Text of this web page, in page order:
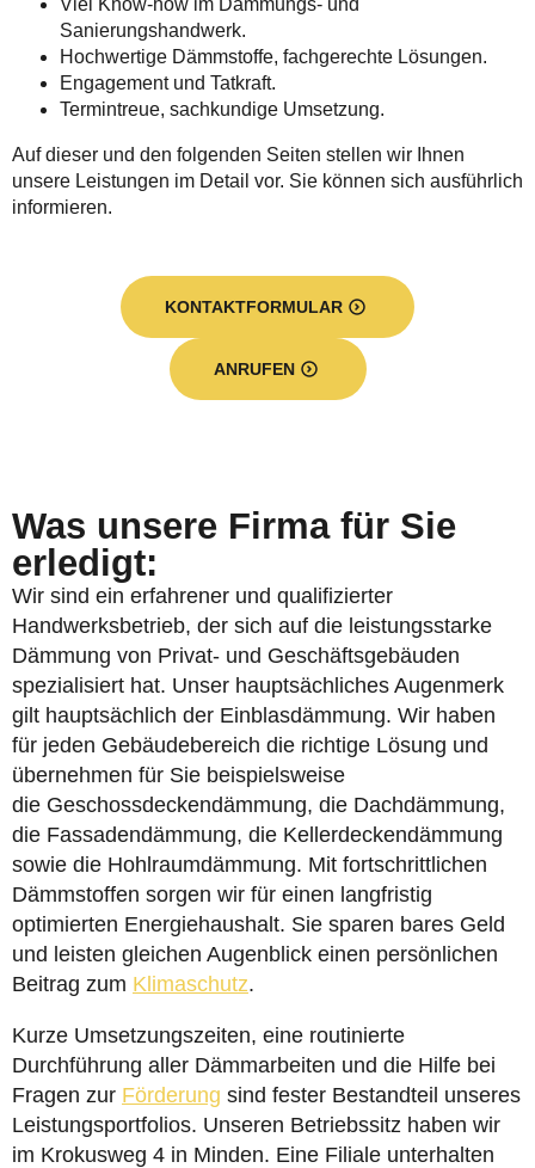
Viel Know-how im Dämmungs- und
Sanierungshandwerk.
Hochwertige Dämmstoffe, fachgerechte Lösungen.
Engagement und Tatkraft.
Termintreue, sachkundige Umsetzung.
Auf dieser und den folgenden Seiten stellen wir Ihnen
unsere Leistungen im Detail vor. Sie können sich ausführlich
informieren.
KONTAKTFORMULAR
ANRUFEN
Was unsere Firma für Sie
erledigt:
Wir sind ein erfahrener und qualifizierter
Handwerksbetrieb, der sich auf die leistungsstarke
Dämmung von Privat- und Geschäftsgebäuden
spezialisiert hat. Unser hauptsächliches Augenmerk
gilt hauptsächlich der Einblasdämmung. Wir haben
für jeden Gebäudebereich die richtige Lösung und
übernehmen für Sie beispielsweise
die Geschossdeckendämmung, die Dachdämmung,
die Fassadendämmung, die Kellerdeckendämmung
sowie die Hohlraumdämmung. Mit fortschrittlichen
Dämmstoffen sorgen wir für einen langfristig
optimierten Energiehaushalt. Sie sparen bares Geld
und leisten gleichen Augenblick einen persönlichen
Beitrag zum Klimaschutz.
Kurze Umsetzungszeiten, eine routinierte
Durchführung aller Dämmarbeiten und die Hilfe bei
Fragen zur Förderung sind fester Bestandteil unseres
Leistungsportfolios. Unseren Betriebssitz haben wir
im Krokusweg 4 in Minden. Eine Filiale unterhalten